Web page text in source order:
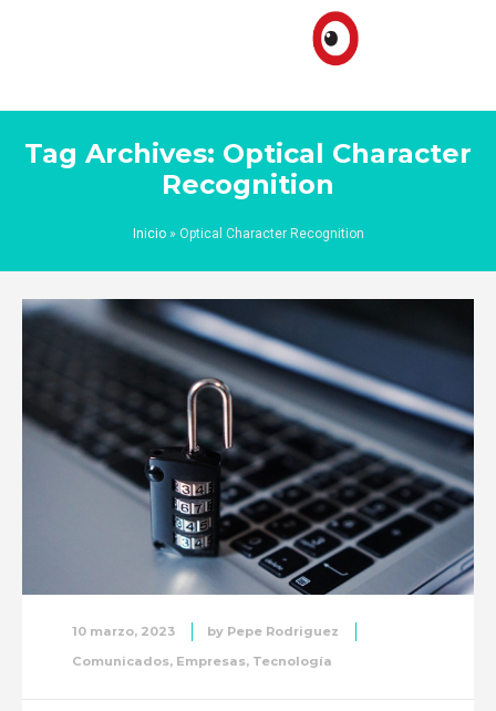
Tag Archives: Optical Character
Recognition
Inicio» Optical Character Recognition
10 marzo, 2023 by Pepe Rodriguez
Comunicados, Empresas, Tecnología